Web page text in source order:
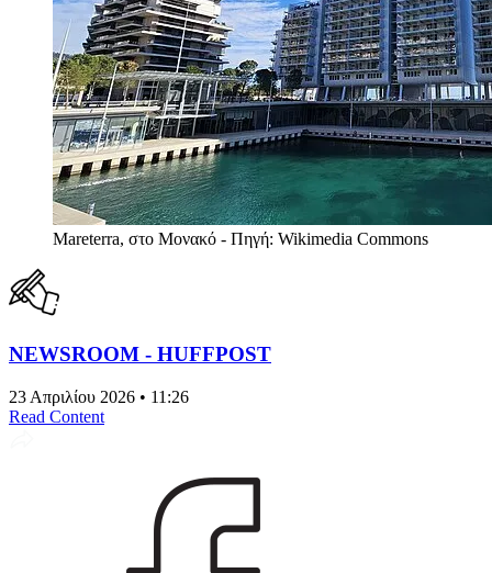
Mareterra, στο Μονακό - Πηγή: Wikimedia Commons
NEWSROOM - HUFFPOST
23 Απριλίου 2026 • 11:26
Read Content